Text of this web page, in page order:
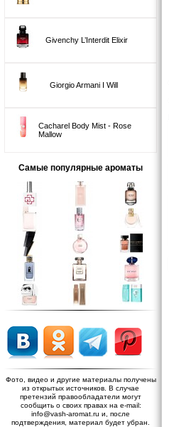
Givenchy L’Interdit Elixir
Giorgio Armani I Will
Cacharel Body Mist - Rose
Mallow
Самые популярные ароматы
Фото, видео и другие материалы получены
из открытых источников. В случае
претензий правообладатели могут
сообщить о своих правах на e-mail:
info@vash-aromat.ru и, после
подтверждения, материал будет убран.